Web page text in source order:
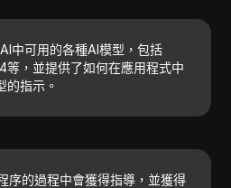
中可用的各種AI模型，包括
等，並提供了如何在應用程式中
的指示。
序的過程中會獲得指導，並獲得